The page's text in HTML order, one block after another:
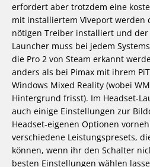
erfordert aber trotzdem eine
mit installiertem Viveport werden
nötigen Treiber installiert und der
Launcher muss bei jedem
die Pro 2 von Steam erkannt
anders als bei Pimax mit ihrem
Windows Mixed Reality (wobei
Hintergrund frisst). Im Headset-
auch einige Einstellungen zur
Headset-eigenen Optionen
verschiedene Leistungspresets,
können, wenn ihr den Schalter
besten Einstellungen wählen